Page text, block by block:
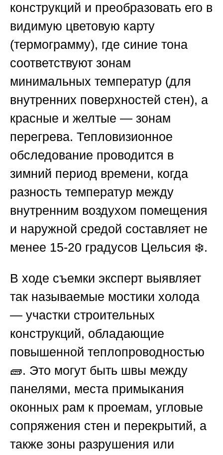
конструкций и преобразовать его в
видимую цветовую карту
(термограмму), где синие тона
соответствуют зонам
минимальных температур (для
внутренних поверхностей стен), а
красные и желтые — зонам
перегрева. Тепловизионное
обследование проводится в
зимний период времени, когда
разность температур между
внутренним воздухом помещения
и наружной средой составляет не
менее 15-20 градусов Цельсия ❄️.
В ходе съемки эксперт выявляет
так называемые мостики холода
— участки строительных
конструкций, обладающие
повышенной теплопроводностью
🧱. Это могут быть швы между
панелями, места примыкания
оконных рам к проемам, угловые
сопряжения стен и перекрытий, а
также зоны разрушения или